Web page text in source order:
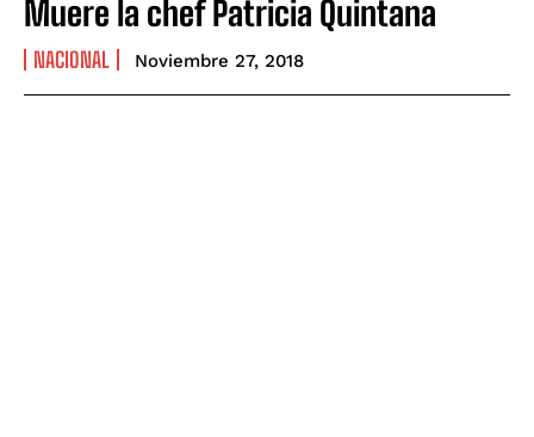
Muere la chef Patricia Quintana
NACIONAL Noviembre 27, 2018